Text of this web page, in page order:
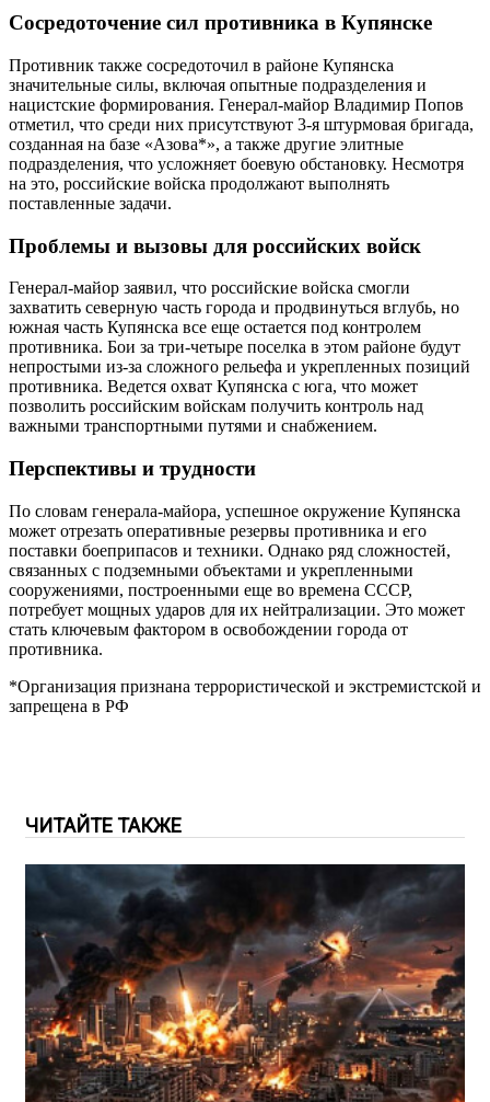
Сосредоточение сил противника в Купянске
Противник также сосредоточил в районе Купянска
значительные силы, включая опытные подразделения и
нацистские формирования. Генерал-майор Владимир Попов
отметил, что среди них присутствуют 3-я штурмовая бригада,
созданная на базе «Азова*», а также другие элитные
подразделения, что усложняет боевую обстановку. Несмотря
на это, российские войска продолжают выполнять
поставленные задачи.
Проблемы и вызовы для российских войск
Генерал-майор заявил, что российские войска смогли
захватить северную часть города и продвинуться вглубь, но
южная часть Купянска все еще остается под контролем
противника. Бои за три-четыре поселка в этом районе будут
непростыми из-за сложного рельефа и укрепленных позиций
противника. Ведется охват Купянска с юга, что может
позволить российским войскам получить контроль над
важными транспортными путями и снабжением.
Перспективы и трудности
По словам генерала-майора, успешное окружение Купянска
может отрезать оперативные резервы противника и его
поставки боеприпасов и техники. Однако ряд сложностей,
связанных с подземными объектами и укрепленными
сооружениями, построенными еще во времена СССР,
потребует мощных ударов для их нейтрализации. Это может
стать ключевым фактором в освобождении города от
противника.
*Организация признана террористической и экстремистской и
запрещена в РФ
ЧИТАЙТЕ ТАКЖЕ